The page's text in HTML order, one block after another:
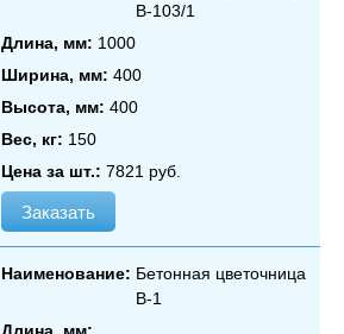
В‑103/1
Длина, мм: 1000
Ширина, мм: 400
Высота, мм: 400
Вес, кг: 150
Цена за шт.: 7821 руб.
Заказать
Наименование: Бетонная цветочница
В‑1